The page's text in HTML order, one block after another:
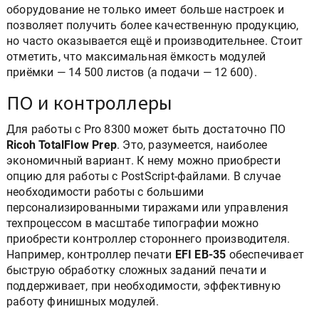
оборудование не только имеет больше настроек и
позволяет получить более качественную продукцию,
но часто оказывается ещё и производительнее. Стоит
отметить, что максимальная ёмкость модулей
приёмки — 14 500 листов (а подачи — 12 600).
ПО и контроллеры
Для работы с Pro 8300 может быть достаточно ПО
Ricoh TotalFlow Prep. Это, разумеется, наиболее
экономичный вариант. К нему можно приобрести
опцию для работы с PostScript-файлами. В случае
необходимости работы с большими
персонализированными тиражами или управления
техпроцессом в масштабе типографии можно
приобрести контроллер стороннего производителя.
Например, контроллер печати EFI ЕВ-35 обеспечивает
быструю обработку сложных заданий печати и
поддерживает, при необходимости, эффективную
работу финишных модулей.